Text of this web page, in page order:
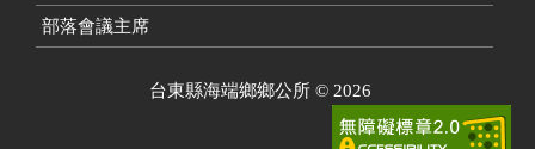
部落會議主席
台東縣海端鄉鄉公所 © 2026